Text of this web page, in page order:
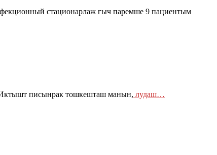
стационарлаж гыч паремше 9 пациентым
писынрак тошкешташ манын, лудаш…